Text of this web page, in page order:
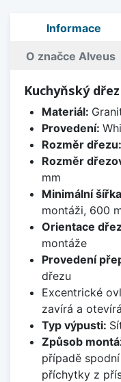
Informace
O značce Alveus
Kuchyňský
Materiál:
Provedení:
Rozměr dřezu:
Rozměr
mm
Minimální
montáži, 600
Orientace
montáže
Provedení
dřezu
Excentrické
zavírá a
Typ výpusti:
Způsob
případě
příchytky z